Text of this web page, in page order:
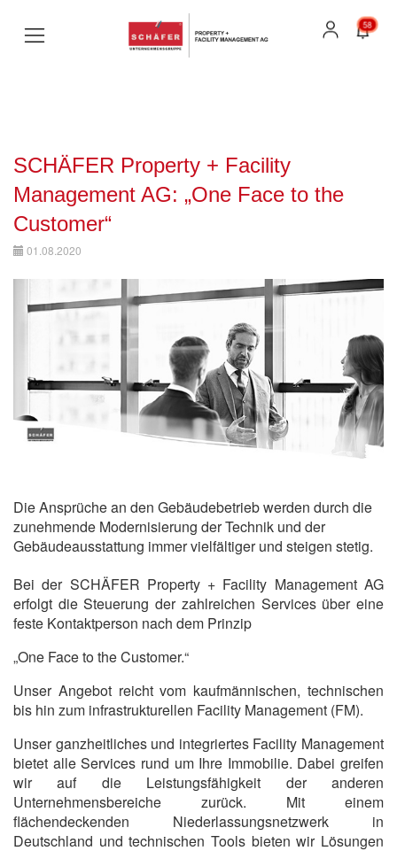
58
SCHÄFER Property + Facility
Management AG: „One Face to the
Customer“
01.08.2020
Die Ansprüche an den Gebäudebetrieb werden durch die
zunehmende Modernisierung der Technik und der
Gebäudeausstattung immer vielfältiger und steigen stetig.
Bei der SCHÄFER Property + Facility Management AG
erfolgt die Steuerung der zahlreichen Services über eine
feste Kontaktperson nach dem Prinzip
„One Face to the Customer.“
Unser Angebot reicht vom kaufmännischen, technischen
bis hin zum infrastrukturellen Facility Management (FM).
Unser ganzheitliches und integriertes Facility Management
bietet alle Services rund um Ihre Immobilie. Dabei greifen
wir auf die Leistungsfähigkeit der anderen
Unternehmensbereiche zurück. Mit einem
flächendeckenden Niederlassungsnetzwerk in
Deutschland und technischen Tools bieten wir Lösungen